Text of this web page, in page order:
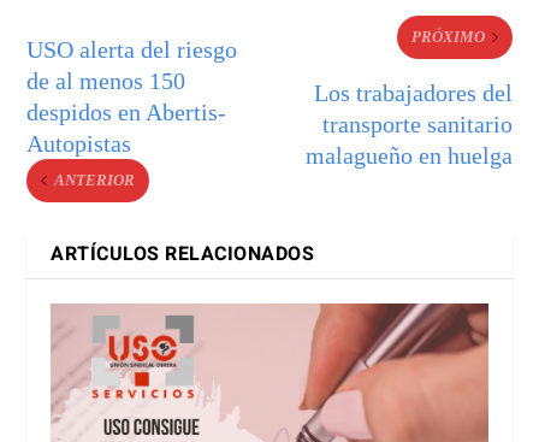
USO alerta del riesgo
de al menos 150
despidos en Abertis-
Autopistas
ANTERIOR
PRÓXIMO
Los trabajadores del
transporte sanitario
malagueño en huelga
ARTÍCULOS RELACIONADOS